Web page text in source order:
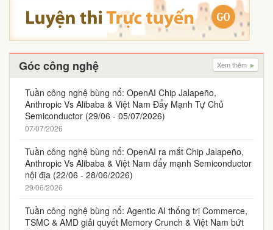
Góc công nghệ Xem thêm
Tuần công nghệ bùng nổ: OpenAI Chip Jalapeño,
Anthropic Vs Alibaba & Việt Nam Đẩy Mạnh Tự Chủ
Semiconductor (29/06 - 05/07/2026)
07/07/2026
Tuần công nghệ bùng nổ: OpenAI ra mắt Chip Jalapeño,
Anthropic Vs Alibaba & Việt Nam đẩy mạnh Semiconductor
nội địa (22/06 - 28/06/2026)
29/06/2026
Tuần công nghệ bùng nổ: Agentic AI thống trị Commerce,
TSMC & AMD giải quyết Memory Crunch & Việt Nam bứt